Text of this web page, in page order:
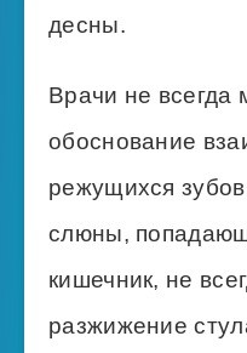
десны.
Врачи не всегда
обоснование
режущихся
слюны,
кишечник, не
разжижение